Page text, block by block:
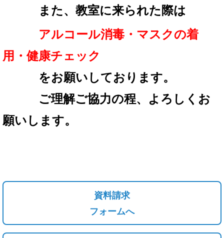
また、教室に来られた際は
アルコール消毒・マスクの着
用・健康チェック
をお願いしております。
ご理解ご協力の程、
よろしくお
願いします。
資料請求
フォームへ